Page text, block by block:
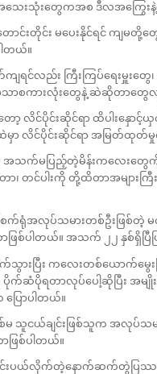
ေးသုံးတွေကအစ ဒီလအကြွေးနဲ့
ာင်းတိုင်း မပေးနိုင်ရင် ကျမ
တယ်။
ျရင်လည်း ကြီးကြပ်ရေးမှူးတွ
ာသာစကားလုံးတွေနဲ့ ဆဲဆိုတာတွေ
လိင်ပိုင်းဆိုင်ရာ ထိပါးနှောင့်
မှာ လိင်ပိုင်းဆိုင်ရာ အမြတ်ထုတ်မှု
က်မပြည့်တဲ့မိန်းကလေးတွေကို ခေ
၊ တင်ပါးကို တို့ထိတာအများ
ရုံအလုပ်သမားတစ်ဦးဖြစ်တဲ့
ဖြစ်ပါတယ်။ အသက် ၂၂ နှစ်ရှိပြီ
ားပြီး ကလေးတစ်ယောက်မွေး
ပိုရတာလုပ်ပေါ့ဆိုပြီး အမျိုး
ောပါတယ်။
သူငယ်ချင်းဖြစ်သူက အလုပ်သမာ
ဖြစ်ပါတယ်။
ြင်းပယ်လိုက်တဲ့နောက်ဆက်တွဲပြဿ